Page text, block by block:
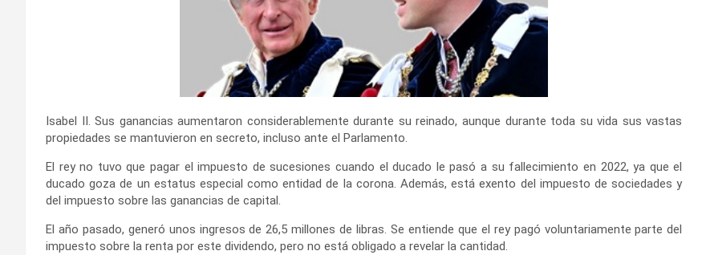
Isabel II. Sus ganancias aumentaron considerablemente durante su reinado, aunque durante toda su vida sus vastas
propiedades se mantuvieron en secreto, incluso ante el Parlamento.
El rey no tuvo que pagar el impuesto de sucesiones cuando el ducado le pasó a su fallecimiento en 2022, ya que el
ducado goza de un estatus especial como entidad de la corona. Además, está exento del impuesto de sociedades y
del impuesto sobre las ganancias de capital.
El año pasado, generó unos ingresos de 26,5 millones de libras. Se entiende que el rey pagó voluntariamente parte del
impuesto sobre la renta por este dividendo, pero no está obligado a revelar la cantidad.